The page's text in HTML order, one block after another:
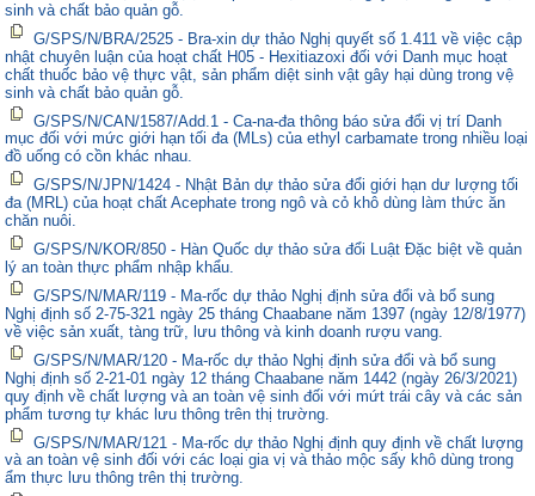
sinh và chất bảo quản gỗ.
G/SPS/N/BRA/2525 - Bra-xin dự thảo Nghị quyết số 1.411 về việc cập
nhật chuyên luận của hoạt chất H05 - Hexitiazoxi đối với Danh mục hoạt
chất thuốc bảo vệ thực vật, sản phẩm diệt sinh vật gây hại dùng trong vệ
sinh và chất bảo quản gỗ.
G/SPS/N/CAN/1587/Add.1 - Ca-na-đa thông báo sửa đổi vị trí Danh
mục đối với mức giới hạn tối đa (MLs) của ethyl carbamate trong nhiều loại
đồ uống có cồn khác nhau.
G/SPS/N/JPN/1424 - Nhật Bản dự thảo sửa đổi giới hạn dư lượng tối
đa (MRL) của hoạt chất Acephate trong ngô và cỏ khô dùng làm thức ăn
chăn nuôi.
G/SPS/N/KOR/850 - Hàn Quốc dự thảo sửa đổi Luật Đặc biệt về quản
lý an toàn thực phẩm nhập khẩu.
G/SPS/N/MAR/119 - Ma-rốc dự thảo Nghị định sửa đổi và bổ sung
Nghị định số 2-75-321 ngày 25 tháng Chaabane năm 1397 (ngày 12/8/1977)
về việc sản xuất, tàng trữ, lưu thông và kinh doanh rượu vang.
G/SPS/N/MAR/120 - Ma-rốc dự thảo Nghị định sửa đổi và bổ sung
Nghị định số 2-21-01 ngày 12 tháng Chaabane năm 1442 (ngày 26/3/2021)
quy định về chất lượng và an toàn vệ sinh đối với mứt trái cây và các sản
phẩm tương tự khác lưu thông trên thị trường.
G/SPS/N/MAR/121 - Ma-rốc dự thảo Nghị định quy định về chất lượng
và an toàn vệ sinh đối với các loại gia vị và thảo mộc sấy khô dùng trong
ẩm thực lưu thông trên thị trường.